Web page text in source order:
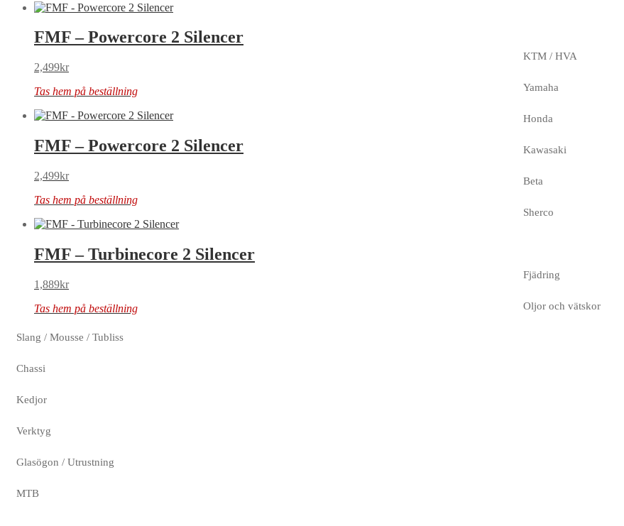
FMF – Powercore 2 Silencer
2,499kr
Tas hem på beställning
FMF – Powercore 2 Silencer
2,499kr
Tas hem på beställning
FMF – Turbinecore 2 Silencer
1,889kr
Tas hem på beställning
KTM / HVA
Yamaha
Honda
Kawasaki
Beta
Sherco
Fjädring
Oljor och vätskor
Slang / Mousse / Tubliss
Chassi
Kedjor
Verktyg
Glasögon / Utrustning
MTB